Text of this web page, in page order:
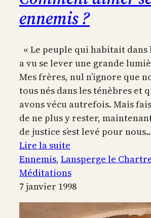
ennemis ?
« Le peuple qui habitait dans
a vu se lever une grande
Mes frères, nul n’ignore que
tous nés dans les ténèbres et
avons vécu autrefois. Mais
de ne plus y rester,
de justice s’est levé pour
Lire la suite
Comment
aimer
ses
ennemis
Ennemis, Lansperge le
Méditations
7 janvier 1998